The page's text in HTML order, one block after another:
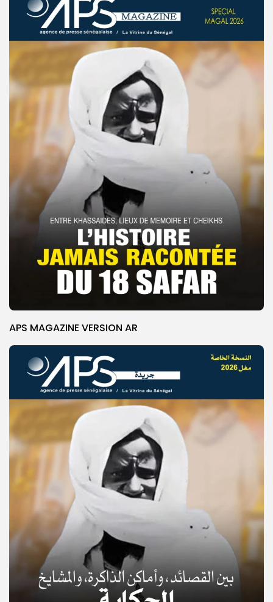
© Copyright 2025, APS
APS MAGAZINE VERSION AR